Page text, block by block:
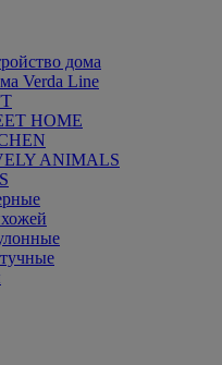
дома
Verda Line
HOME
ANIMALS